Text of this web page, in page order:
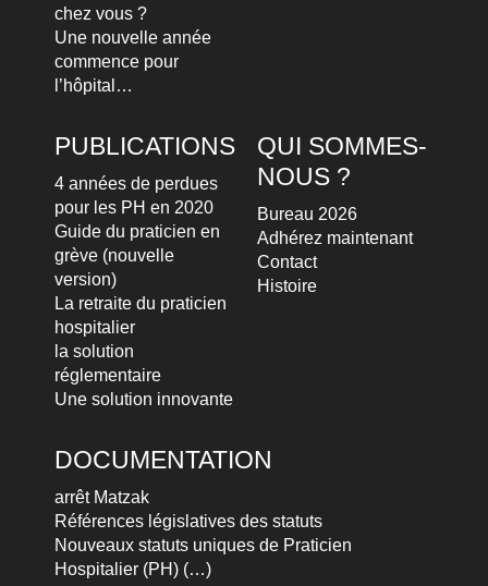
chez vous ?
Une nouvelle année
commence pour
l’hôpital…
PUBLICATIONS
4 années de perdues
pour les PH en 2020
Guide du praticien en
grève (nouvelle
version)
La retraite du praticien
hospitalier
la solution
réglementaire
Une solution innovante
QUI SOMMES-
NOUS ?
Bureau 2026
Adhérez maintenant
Contact
Histoire
DOCUMENTATION
arrêt Matzak
Références législatives des statuts
Nouveaux statuts uniques de Praticien
Hospitalier (PH) (…)